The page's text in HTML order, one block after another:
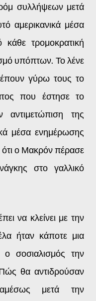
συλλήψεων μετά
αμερικανικά μέσα
τρομοκρατική
υπόπτων. Το λένε
γύρω τους το
που έστησε το
της
μέσα ενημέρωσης
ότι ο Μακρόν πέρασε
στο γαλλικό
να κλείνει με την
ήταν κάποτε μια
σοσιαλισμός την
θα αντιδρούσαν
μετά την